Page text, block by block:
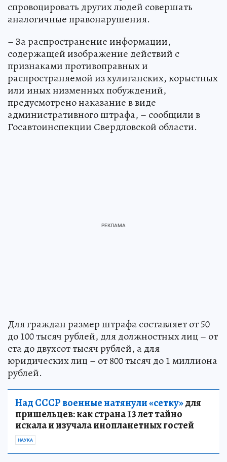
спровоцировать других людей совершать
аналогичные правонарушения.
– За распространение информации,
содержащей изображение действий с
признаками противоправных и
распространяемой из хулиганских, корыстных
или иных низменных побуждений,
предусмотрено наказание в виде
административного штрафа, – сообщили в
Госавтоинспекции Свердловской области.
Для граждан размер штрафа составляет от 50
до 100 тысяч рублей, для должностных лиц – от
ста до двухсот тысяч рублей, а для
юридических лиц – от 800 тысяч до 1 миллиона
рублей.
Над СССР военные натянули «сетку»для
пришельцев: как страна 13 лет тайно
искала и изучала инопланетных гостей
НАУКА